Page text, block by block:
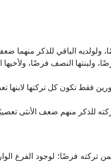
الباقي للذكر منهما
ولبنتها النصف فرضًا، ولأخيها
فقط تكون كل تركتها لابنها
للذكر منهم ضعف الأنثى
تركته فرضًا؛ لوجود الفرع